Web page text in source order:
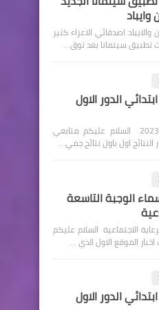
وايباد
اصدقائي الاعزاء كثير
تطبيق سينمانا بعد توق…
الدور الاول
نتائج السادس ابتدائي الدور الاول 2023 السلام عليكم متابعي
اول باول نتائج جمي…
الوجبة التاسعة
الاجتماعية السلام عليكم
الموقع الاول الذي …
الدور الاول
في
التجارية